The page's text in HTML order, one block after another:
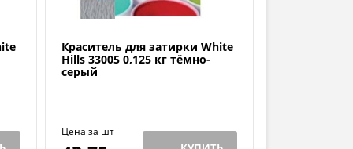
Краситель для затирки White
Hills 33005 0,125 кг тёмно-
серый
Цена за шт